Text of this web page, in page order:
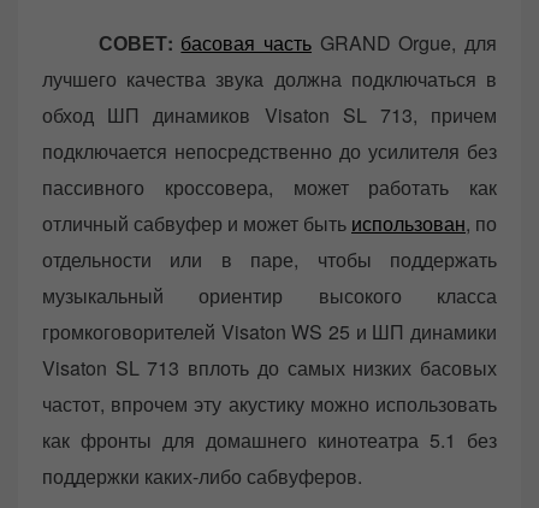
СОВЕТ: басовая часть GRAND Orgue, для
лучшего качества звука должна подключаться в
обход ШП динамиков Visaton SL 713, причем
подключается непосредственно до усилителя без
пассивного кроссовера, может работать как
отличный сабвуфер и может быть использован, по
отдельности или в паре, чтобы поддержать
музыкальный ориентир высокого класса
громкоговорителей Visaton WS 25 и ШП динамики
Visaton SL 713 вплоть до самых низких басовых
частот, впрочем эту акустику можно использовать
как фронты для домашнего кинотеатра 5.1 без
поддержки каких-либо сабвуферов.